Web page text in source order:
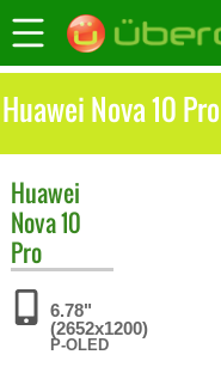
Huawei Nova 10
Huawei
Nova 10
Pro
6.78"
(2652x1200)
P-OLED